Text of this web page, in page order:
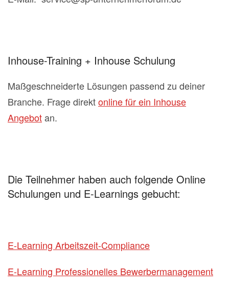
Inhouse-Training + Inhouse Schulung
Maßgeschneiderte Lösungen passend zu deiner
Branche. Frage direktonline für ein Inhouse
Angebotan.
Die Teilnehmer haben auch folgende Online
Schulungen und E-Learnings gebucht:
E-Learning Arbeitszeit-Compliance
E-Learning Professionelles Bewerbermanagement